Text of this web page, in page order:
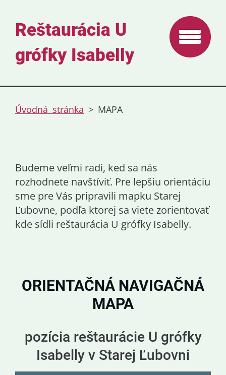
Reštaurácia U
grófky Isabelly
Úvodná stránka > MAPA
Budeme veľmi radi, ked sa nás
rozhodnete navštíviť. Pre lepšiu orientáciu
sme pre Vás pripravili mapku Starej
Ľubovne, podľa ktorej sa viete zorientovať
kde sídli reštaurácia U grófky Isabelly.
ORIENTAČNÁ NAVIGAČNÁ
MAPA
pozícia reštaurácie U grófky
Isabelly v Starej Ľubovni